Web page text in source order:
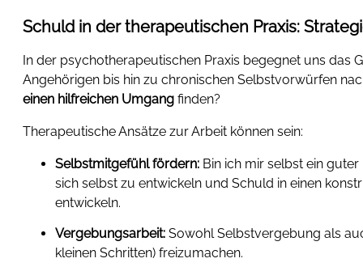
Schuld in der therapeutischen Praxis:
In der psychotherapeutischen Praxis begegnet uns das
Angehörigen bis hin zu chronischen Selbstvorwürfen
einen hilfreichen Umgang finden?
Therapeutische Ansätze zur Arbeit können sein:
Selbstmitgefühl fördern: Bin ich mir selbst ein
sich selbst zu entwickeln und Schuld in einen
entwickeln.
Vergebungsarbeit: Sowohl Selbstvergebung als
kleinen Schritten) freizumachen.